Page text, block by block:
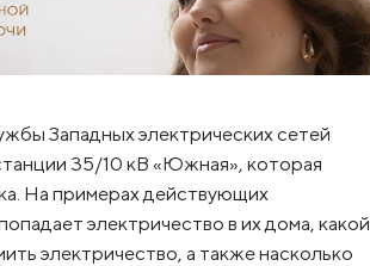
Западных электрических сетей
35/10 кВ «Южная», которая
На примерах действующих
электричество в их дома, какой
электричество, а также насколько